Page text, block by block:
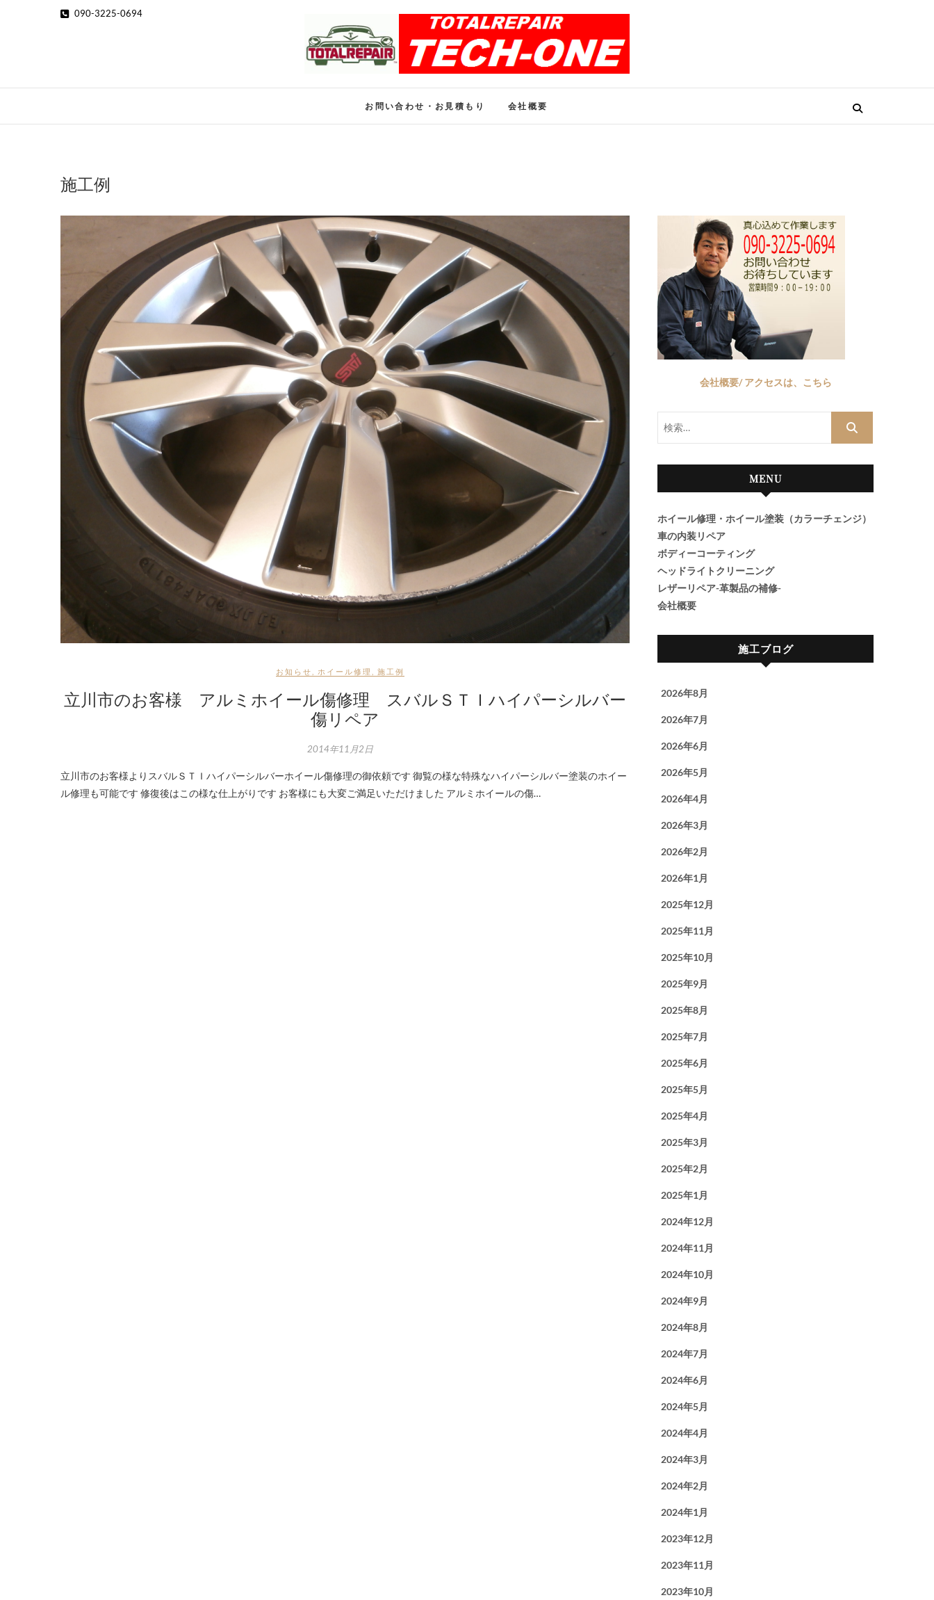
090-3225-0694
ホイール修理のトータルリペアテックワン
お問い合わせ・お見積もり 会社概要
施工例
お知らせ ホイール修理 施工例
立川市のお客様 アルミホイール傷修理 スバルＳＴＩハイパーシルバー
傷リペア
2014年11月2日
立川市のお客様よりスバルＳＴＩハイパーシルバーホイール傷修理の御依頼です 御覧の様な特殊なハイパーシルバー塗装のホイー
ル修理も可能です 修復後はこの様な仕上がりです お客様にも大変ご満足いただけました アルミホイールの傷…
会社概要/ アクセスは、こちら
MENU
ホイール修理・ホイール塗装（カラーチェンジ）
車の内装リペア
ボディーコーティング
ヘッドライトクリーニング
レザーリペア-革製品の補修-
会社概要
施工ブログ
2026年8月
2026年7月
2026年6月
2026年5月
2026年4月
2026年3月
2026年2月
2026年1月
2025年12月
2025年11月
2025年10月
2025年9月
2025年8月
2025年7月
2025年6月
2025年5月
2025年4月
2025年3月
2025年2月
2025年1月
2024年12月
2024年11月
2024年10月
2024年9月
2024年8月
2024年7月
2024年6月
2024年5月
2024年4月
2024年3月
2024年2月
2024年1月
2023年12月
2023年11月
2023年10月